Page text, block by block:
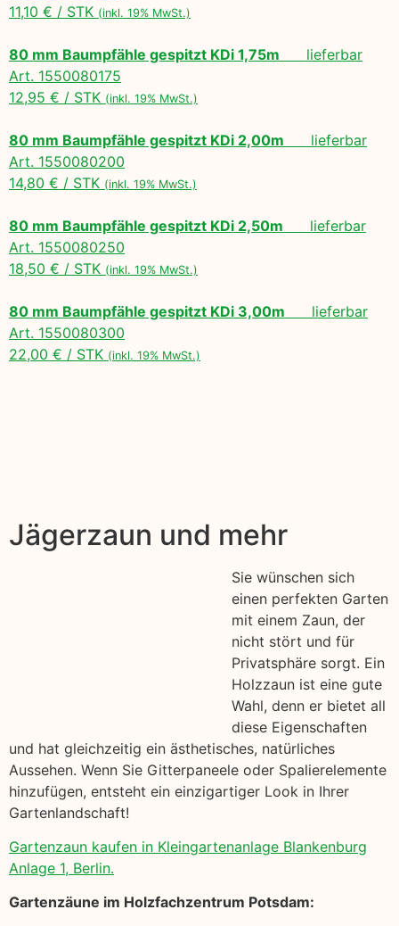
11,10 € / STK (inkl. 19% MwSt.)
80 mm Baumpfähle gespitzt KDi 1,75m lieferbar
Art. 1550080175
12,95 € / STK (inkl. 19% MwSt.)
80 mm Baumpfähle gespitzt KDi 2,00m lieferbar
Art. 1550080200
14,80 € / STK (inkl. 19% MwSt.)
80 mm Baumpfähle gespitzt KDi 2,50m lieferbar
Art. 1550080250
18,50 € / STK (inkl. 19% MwSt.)
80 mm Baumpfähle gespitzt KDi 3,00m lieferbar
Art. 1550080300
22,00 € / STK (inkl. 19% MwSt.)
Jägerzaun und mehr
Sie wünschen sich
einen perfekten Garten
mit einem Zaun, der
nicht stört und für
Privatsphäre sorgt. Ein
Holzzaun ist eine gute
Wahl, denn er bietet all
diese Eigenschaften
und hat gleichzeitig ein ästhetisches, natürliches
Aussehen. Wenn Sie Gitterpaneele oder Spalierelemente
hinzufügen, entsteht ein einzigartiger Look in Ihrer
Gartenlandschaft!
Gartenzaun kaufen in Kleingartenanlage Blankenburg
Anlage 1, Berlin.
Gartenzäune im Holzfachzentrum Potsdam: